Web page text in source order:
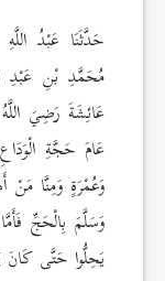
حَدَّثَنَا عَبْدُ
مُحَمَّدِ بْنِ عَبْدِ
عَائِشَةَ رَضِيَ
عَامَ حَجَّةِ
وَعُمْرَةٍ وَمِنَّا مَنْ
وَسَلَّمَ بِالْحَجِّ
يَحِلُّوا حَتَّى كَانَ